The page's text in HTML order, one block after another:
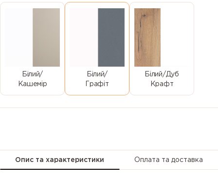
Білий/
Кашемір
Білий/
Графіт
Білий/Дуб
Крафт
Опис та характеристики Оплата та доставка